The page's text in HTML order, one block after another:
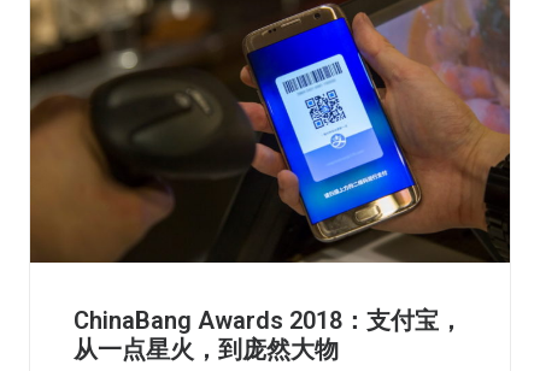
ChinaBang Awards 2018：支付宝，
从一点星火，到庞然大物